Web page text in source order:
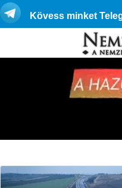
Kövess minket